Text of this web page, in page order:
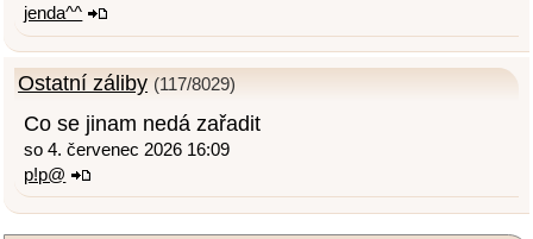
jenda^^
Ostatní záliby (117/8029)
Co se jinam nedá zařadit
so 4. červenec 2026 16:09
p!p@